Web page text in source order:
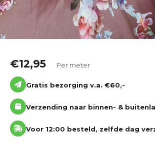
€12,95 Per meter
Gratis bezorging v.a. €60,-
Verzending naar binnen- &
Voor 12:00 besteld, zelfde dag